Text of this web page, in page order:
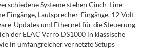
Systeme stehen Cinch-Line-
Eingänge, Lautsprecher-Eingänge, 12-Volt-
Updates und Ethernet für die Steuerung
der ELAC Varro DS1000 in klassische
in umfangreicher vernetzte Setups